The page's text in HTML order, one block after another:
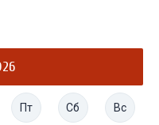
Пт Сб Вс